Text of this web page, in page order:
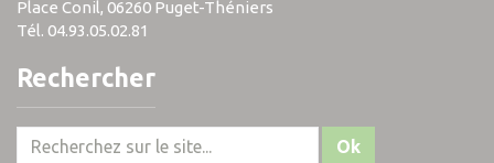
Place Conil, 06260 Puget-Théniers
Tél. 04.93.05.02.81
Rechercher
Ok